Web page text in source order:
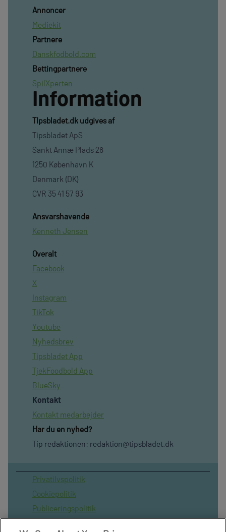
Annoncer
Mediekit
Partnere
Danskfodbold.com
Bettingpartnere
SpilXperten
Information
TIpsbladet.dk udgives af
Tipsbladet ApS
Sankt Annæ Plads 28
1250 København K
Denmark (DK)
CVR 35 41 57 93
Ansvarshavende
Kenneth Jensen
Overalt
Facebook
X
Instagram
TikTok
Youtube
Nyhedsbrev
Tipsbladet App
TjekFoodbold App
BlueSky
Kontakt
Kontakt medarbejder
Har du en nyhed?
Tip redaktionen: redaktion@tipsbladet.dk
Privatilvspolitik
Cookiepolitik
Publiceringspolitik